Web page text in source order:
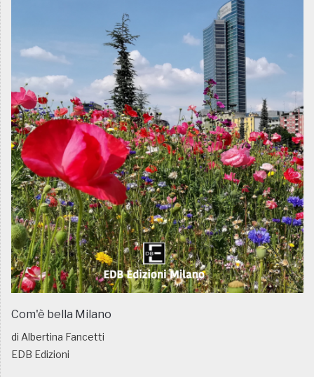
Com'è bella Milano
di Albertina Fancetti
EDB Edizioni